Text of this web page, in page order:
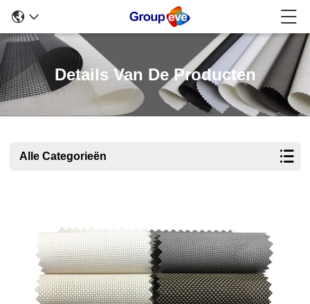
Details Van De Producten
Alle Categorieën